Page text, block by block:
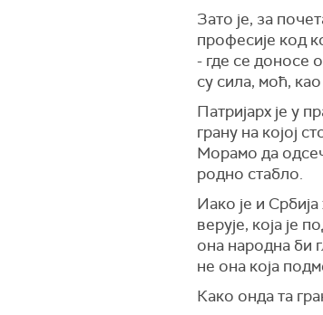
Зато је, за
професије код
- где се доносе
су сила, моћ,
Патријарх је у
грану на којој
Морамо да
родно стабло.
Иако је и
верује, која је
она народна би
не она која
Како онда та